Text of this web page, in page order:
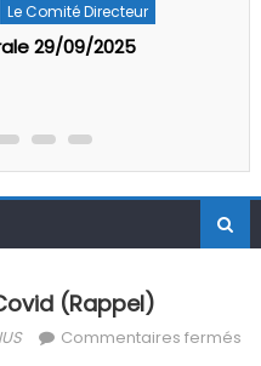
Affiches
Évènement
Photo Vidéo
(rappel)
Commentaires fermés